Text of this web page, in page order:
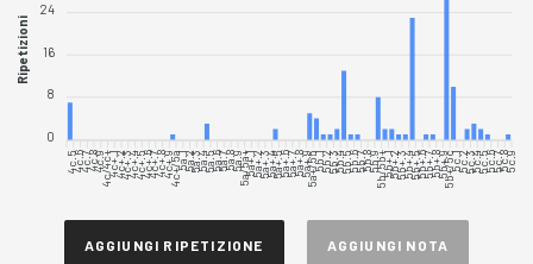
24
16
8
0
Ripetizioni
4c.54c.64c.74c.84c.94c/4c+4c+.14c+.24c+.34c+.44c+.54c+.64c+.74c+.84c+.94c+/5a5a.15a.25a.35a.45a.55a.65a.75a.85a.95a/5a+5a+.15a+.25a+.35a+.45a+.55a+.65a+.75a+.85a+.95a+/5b5b.15b.25b.35b.45b.55b.65b.75b.85b.95b/5b+5b+.15b+.25b+.35b+.45b+.55b+.65b+.75b+.85b+.95b+/5c5c.15c.25c.35c.45c.55c.65c.75c.85c.9
AGGIUNGI RIPETIZIONE AGGIUNGI NOTA